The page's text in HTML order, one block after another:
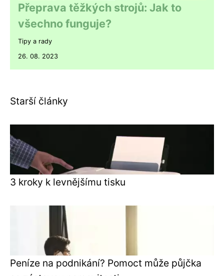
Přeprava těžkých strojů: Jak to
všechno funguje?
Tipy a rady
26. 08. 2023
Starší články
3 kroky k levnějšímu tisku
Peníze na podnikání? Pomoct může půjčka